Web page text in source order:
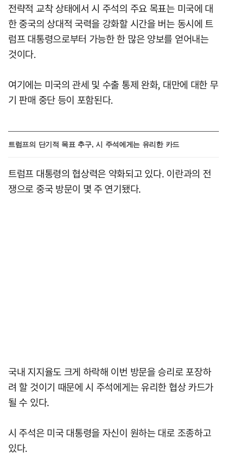
전략적 교착 상태에서 시 주석의 주요 목표는 미국에 대
한 중국의 상대적 국력을 강화할 시간을 버는 동시에 트
럼프 대통령으로부터 가능한 한 많은 양보를 얻어내는
것이다.
여기에는 미국의 관세 및 수출 통제 완화, 대만에 대한 무
기 판매 중단 등이 포함된다.
트럼프의 단기적 목표 추구, 시 주석에게는 유리한 카드
트럼프 대통령의 협상력은 약화되고 있다. 이란과의 전
쟁으로 중국 방문이 몇 주 연기됐다.
국내 지지율도 크게 하락해 이번 방문을 승리로 포장하
려 할 것이기 때문에 시 주석에게는 유리한 협상 카드가
될 수 있다.
시 주석은 미국 대통령을 자신이 원하는 대로 조종하고
있다.